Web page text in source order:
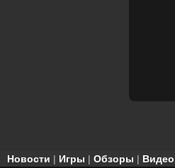
Новости | Игры | Обзоры | Видео